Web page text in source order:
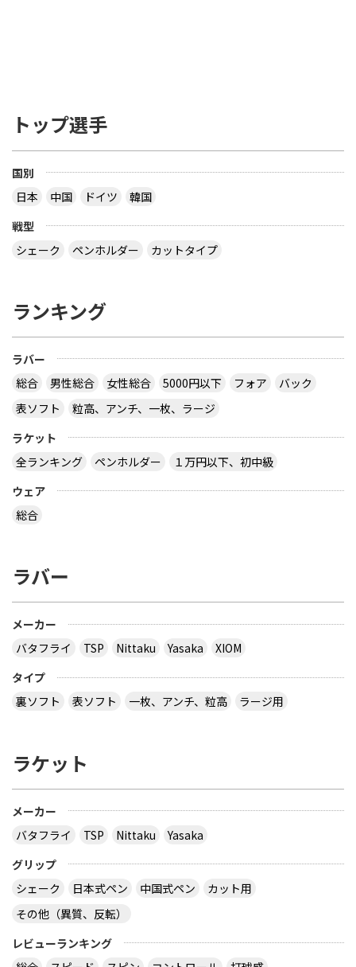
トップ選手
国別
日本
中国 ドイツ
韓国
戦型
シェーク
ペンホルダー カットタイプ
ランキング
ラバー
総合
男性総合 女性総合 5000円以下 フォア
バック
表ソフト
粒高、アンチ、一枚、ラージ
ラケット
全ランキング
ペンホルダー
１万円以下、初中級
ウェア
総合
ラバー
メーカー
バタフライ
TSP Nittaku Yasaka
XIOM
タイプ
裏ソフト
表ソフト 一枚、アンチ、粒高 ラージ用
ラケット
メーカー
バタフライ
TSP Nittaku
Yasaka
グリップ
シェーク
日本式ペン 中国式ペン
カット用
その他（異質、反転）
レビューランキング